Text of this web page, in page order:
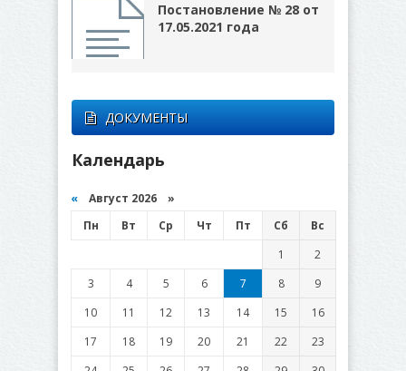
Постановление № 28 от
17.05.2021 года
ДОКУМЕНТЫ
Календарь
« Август 2026 »
Пн
Вт Ср Чт Пт Сб
Вс
1
2
3
4 5 6 7 8
9
10
11 12 13 14 15
16
17
18 19 20 21 22
23